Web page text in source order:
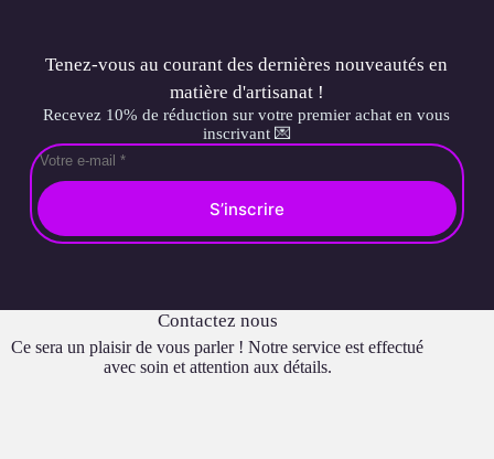
Tenez-vous au courant des dernières nouveautés en
matière d'artisanat !
Recevez 10% de réduction sur votre premier achat en vous
inscrivant 💌
S’inscrire
Contactez nous
Ce sera un plaisir de vous parler ! Notre service est effectué
avec soin et attention aux détails.